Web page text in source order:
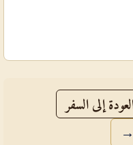
إلى السفر
→